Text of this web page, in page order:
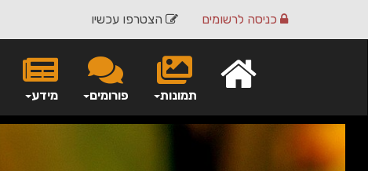
הצטרפו עכשיו כניסה לרשומים
מידע פורומים תמונות